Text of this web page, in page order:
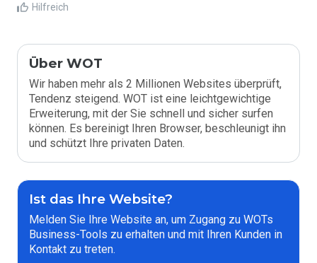
Hilfreich
Über WOT
Wir haben mehr als 2 Millionen Websites überprüft,
Tendenz steigend. WOT ist eine leichtgewichtige
Erweiterung, mit der Sie schnell und sicher surfen
können. Es bereinigt Ihren Browser, beschleunigt ihn
und schützt Ihre privaten Daten.
Ist das Ihre Website?
Melden Sie Ihre Website an, um Zugang zu WOTs
Business-Tools zu erhalten und mit Ihren Kunden in
Kontakt zu treten.